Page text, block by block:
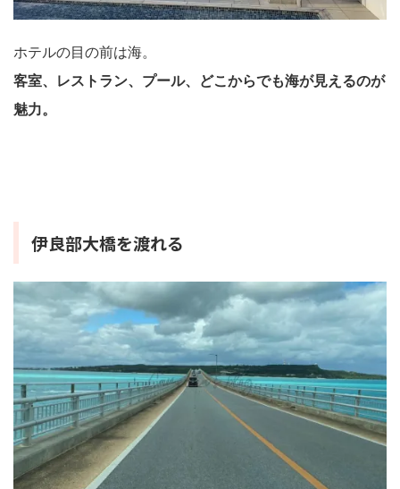
ホテルの目の前は海。
客室、レストラン、プール、どこからでも海が見えるのが
魅力。
伊良部大橋を渡れる